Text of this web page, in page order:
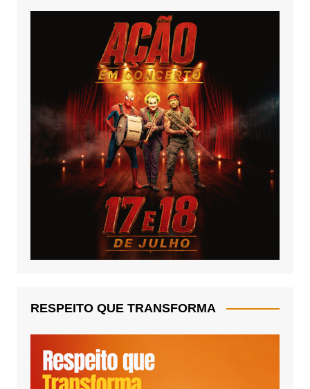
RESPEITO QUE TRANSFORMA